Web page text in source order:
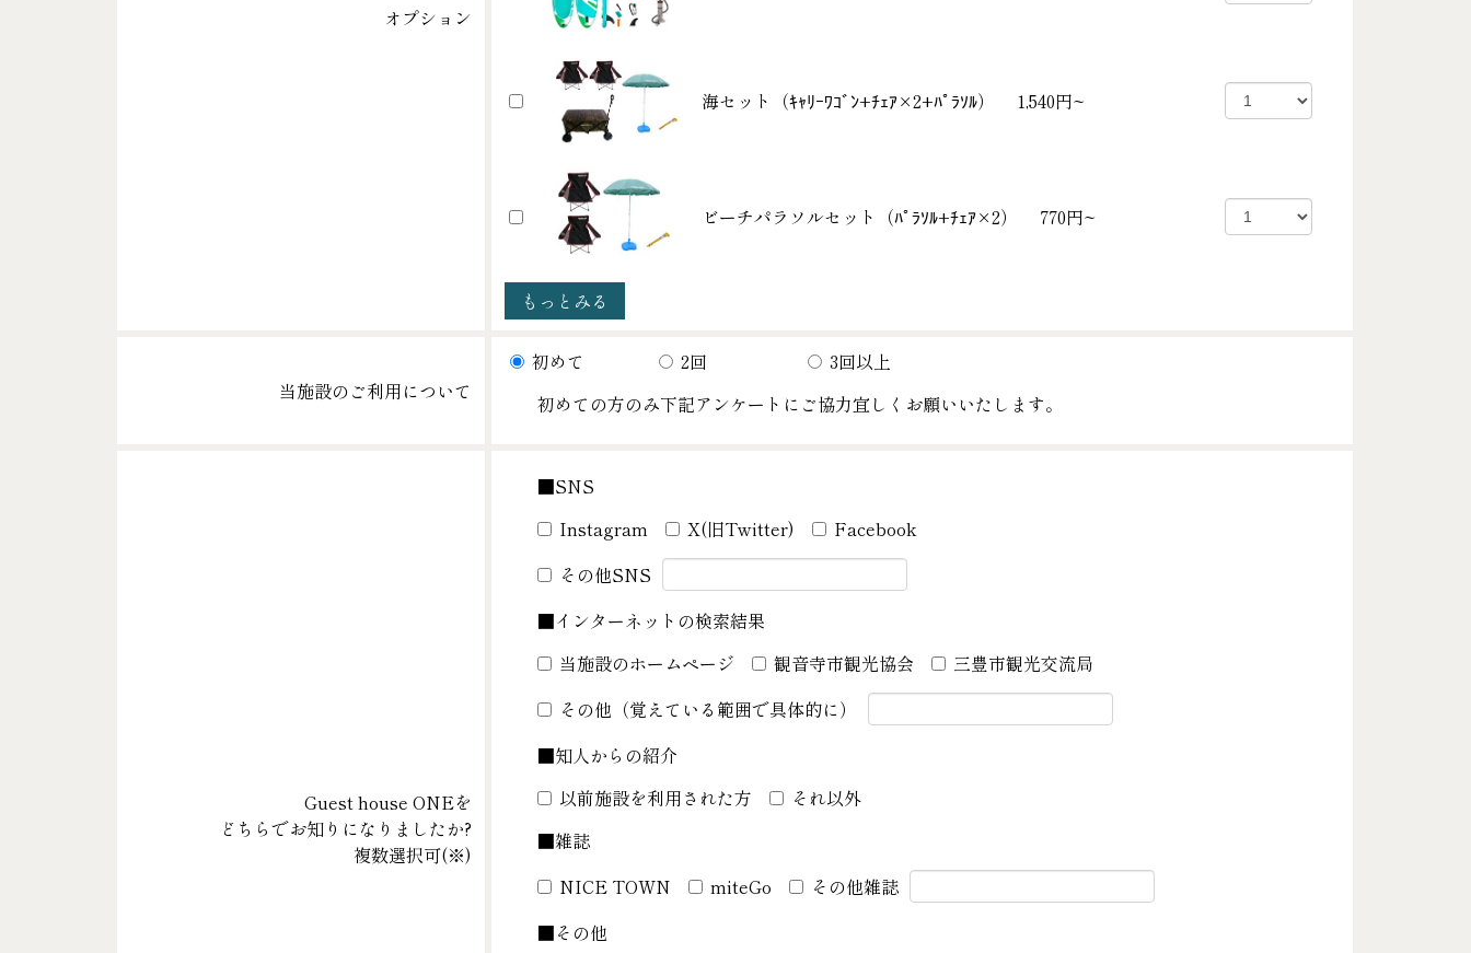
オプション
海セット（ｷｬﾘｰﾜｺﾞﾝ+ﾁｪｱ×2+ﾊﾟﾗｿﾙ） 1,540円~
ビーチパラソルセット（ﾊﾟﾗｿﾙ+ﾁｪｱ×2） 770円~
もっとみる
当施設のご利用について
初めて 2回
3回以上
初めての方のみ下記アンケートにご協力宜しくお願いいたします。
Guest house ONEを
どちらでお知りになりましたか?
複数選択可(※)
■SNS
Instagram
X(旧Twitter)
Facebook
その他SNS
■インターネットの検索結果
当施設のホームページ
観音寺市観光協会
三豊市観光交流局
その他（覚えている範囲で具体的に）
■知人からの紹介
以前施設を利用された方
それ以外
■雑誌
NICE TOWN
miteGo
その他雑誌
■その他